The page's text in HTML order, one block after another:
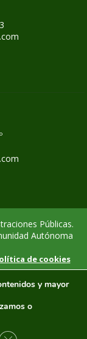
Públicas.
Autónoma
de cookies
y mayor
o